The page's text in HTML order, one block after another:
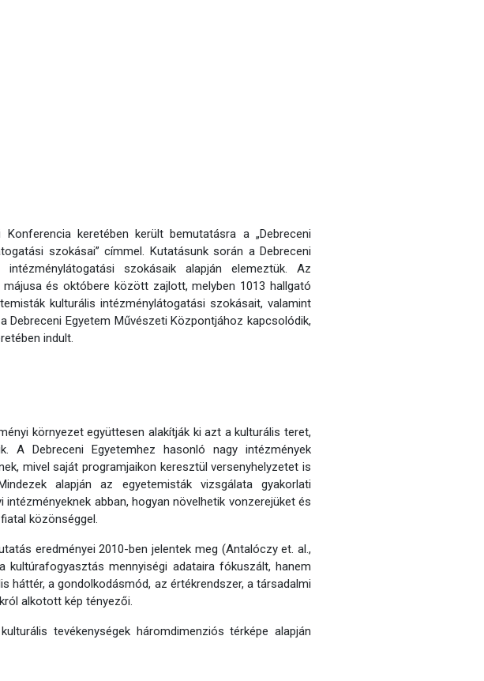
keretében került bemutatásra a „Debreceni
szokásai” címmel. Kutatásunk során a Debreceni
szokásaik alapján elemeztük. Az
és októbere között zajlott, melyben 1013 hallgató
kulturális intézménylátogatási szokásait, valamint
Egyetem Művészeti Központjához kapcsolódik,
indult.
környezet együttesen alakítják ki azt a kulturális teret,
A Debreceni Egyetemhez hasonló nagy intézmények
mivel saját programjaikon keresztül versenyhelyzetet is
alapján az egyetemisták vizsgálata gyakorlati
abban, hogyan növelhetik vonzerejüket és
közönséggel.
eredményei 2010-ben jelentek meg (Antalóczy et. al.,
kultúrafogyasztás mennyiségi adataira fókuszált, hanem
háttér, a gondolkodásmód, az értékrendszer, a társadalmi
alkotott kép tényezői.
tevékenységek háromdimenziós térképe alapján